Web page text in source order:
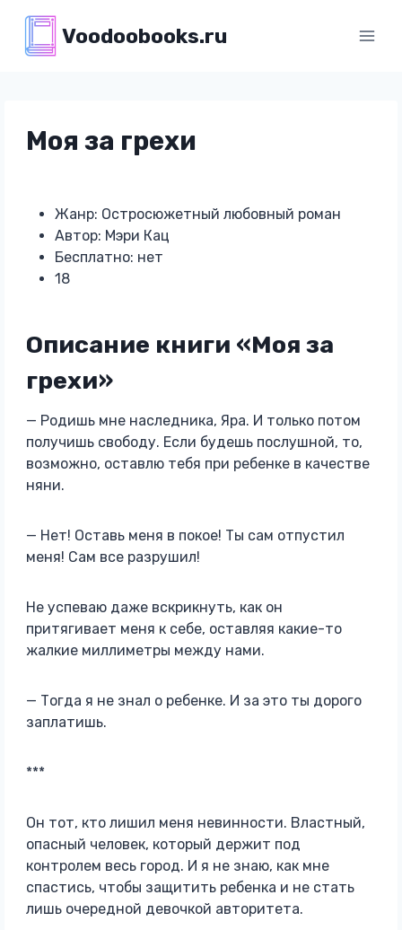
содержимому
Voodoobooks.ru
Моя за грехи
Жанр: Остросюжетный любовный роман
Автор: Мэри Кац
Бесплатно: нет
18
Описание книги «Моя за
грехи»
— Родишь мне наследника, Яра. И только потом
получишь свободу. Если будешь послушной, то,
возможно, оставлю тебя при ребенке в качестве
няни.
— Нет! Оставь меня в покое! Ты сам отпустил
меня! Сам все разрушил!
Не успеваю даже вскрикнуть, как он
притягивает меня к себе, оставляя какие-то
жалкие миллиметры между нами.
— Тогда я не знал о ребенке. И за это ты дорого
заплатишь.
***
Он тот, кто лишил меня невинности. Властный,
опасный человек, который держит под
контролем весь город. И я не знаю, как мне
спастись, чтобы защитить ребенка и не стать
лишь очередной девочкой авторитета.